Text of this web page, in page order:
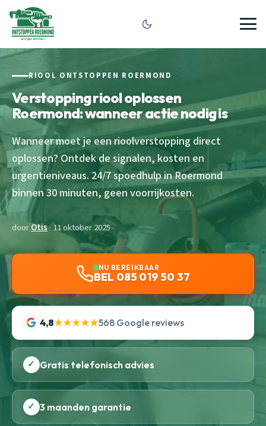
RIOOL ONTSTOPPEN ROERMOND
Verstopping riool oplossen
Roermond: wanneer actie nodig is
Wanneer moet je een rioolverstopping direct
oplossen? Ontdek de signalen, kosten en
urgentieniveaus. 24/7 spoedhulp in Roermond
binnen 30 minuten, geen voorrijkosten.
doorOtis· 11 oktober 2025
NU BEREIKBAAR
BEL 085 019 50 37
4,8★★★★★568 Google reviews
✓ Gratis telefonisch advies
✓ 3 maanden garantie